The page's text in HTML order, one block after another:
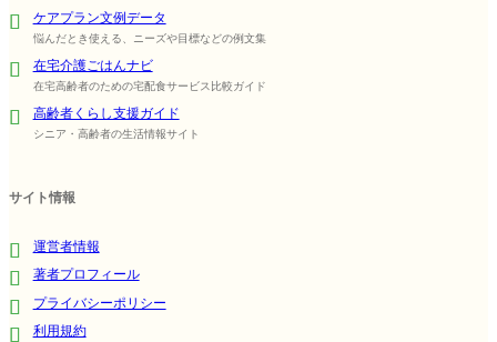
ケアプラン文例データ
悩んだとき使える、ニーズや目標などの例文集
在宅介護ごはんナビ
在宅高齢者のための宅配食サービス比較ガイド
高齢者くらし支援ガイド
シニア・高齢者の生活情報サイト
サイト情報
運営者情報
著者プロフィール
プライバシーポリシー
利用規約